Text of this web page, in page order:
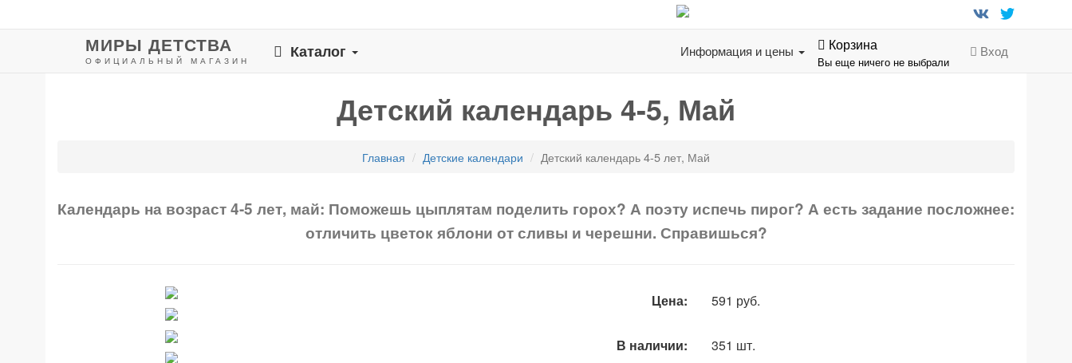
МИРЫ ДЕТСТВА
ОФИЦИАЛЬНЫЙ МАГАЗИН Каталог Информация и цены Корзина
Вы еще ничего не выбрали
Вход
Детский календарь 4-5, Май
Главная Детские календари Детский календарь 4-5 лет, Май
Календарь на возраст 4-5 лет, май: Поможешь цыплятам поделить горох? А поэту испечь пирог? А есть задание посложнее:
отличить цветок яблони от сливы и черешни. Справишься?
Цена: 591 руб.
В наличии: 351 шт.